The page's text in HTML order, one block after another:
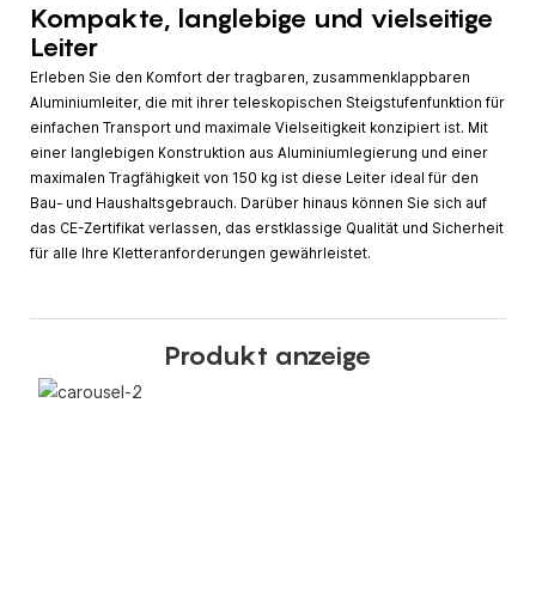
Kompakte, langlebige und vielseitige
Leiter
Erleben Sie den Komfort der tragbaren, zusammenklappbaren
Aluminiumleiter, die mit ihrer teleskopischen Steigstufenfunktion für
einfachen Transport und maximale Vielseitigkeit konzipiert ist. Mit
einer langlebigen Konstruktion aus Aluminiumlegierung und einer
maximalen Tragfähigkeit von 150 kg ist diese Leiter ideal für den
Bau- und Haushaltsgebrauch. Darüber hinaus können Sie sich auf
das CE-Zertifikat verlassen, das erstklassige Qualität und Sicherheit
für alle Ihre Kletteranforderungen gewährleistet.
Produkt anzeige